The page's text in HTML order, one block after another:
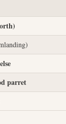
parret